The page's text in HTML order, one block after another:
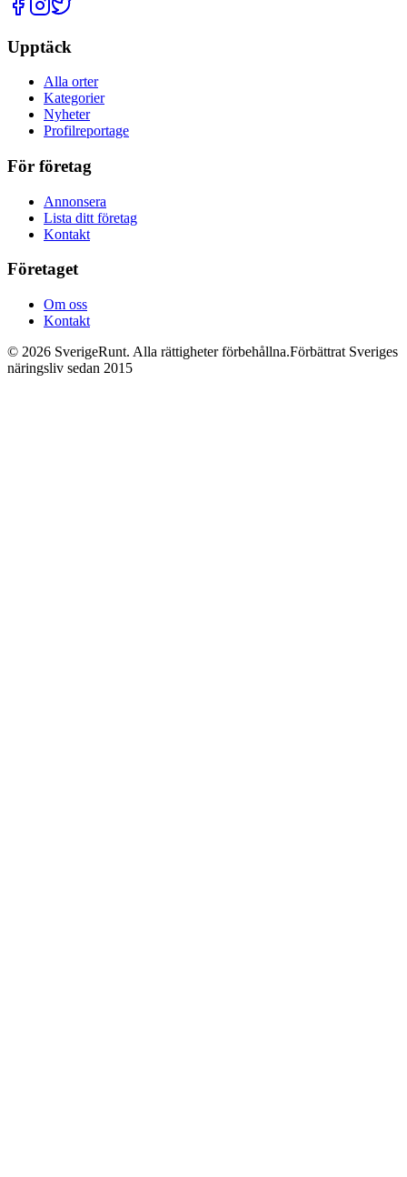
Upptäck
Alla orter
Kategorier
Nyheter
Profilreportage
För företag
Annonsera
Lista ditt företag
Kontakt
Företaget
Om oss
Kontakt
© 2026 SverigeRunt. Alla rättigheter förbehållna.Förbättrat Sveriges
näringsliv sedan 2015